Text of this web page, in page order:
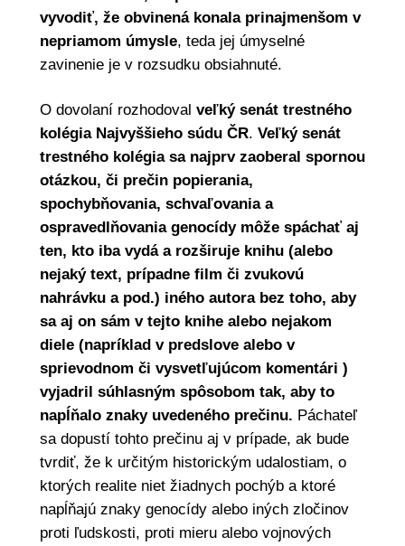
vyvodiť, že obvinená konala prinajmenšom v
nepriamom úmysle, teda jej úmyselné
zavinenie je v rozsudku obsiahnuté.
O dovolaní rozhodoval veľký senát trestného
kolégia Najvyššieho súdu ČR. Veľký senát
trestného kolégia sa najprv zaoberal spornou
otázkou, či prečin popierania,
spochybňovania, schvaľovania a
ospravedlňovania genocídy môže spáchať aj
ten, kto iba vydá a rozširuje knihu (alebo
nejaký text, prípadne film či zvukovú
nahrávku a pod.) iného autora bez toho, aby
sa aj on sám v tejto knihe alebo nejakom
diele (napríklad v predslove alebo v
sprievodnom či vysvetľujúcom komentári )
vyjadril súhlasným spôsobom tak, aby to
napĺňalo znaky uvedeného prečinu.
Páchateľ
sa dopustí tohto prečinu aj v prípade, ak bude
tvrdiť, že k určitým historickým udalostiam, o
ktorých realite niet žiadnych pochýb a ktoré
napĺňajú znaky genocídy alebo iných zločinov
proti ľudskosti, proti mieru alebo vojnových